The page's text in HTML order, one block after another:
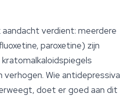
verdient: meerdere
paroxetine) zijn
verhogen. Wie antidepressiva
doet er goed aan dit